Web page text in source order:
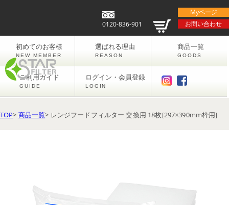
0120-836-901
Myページ
お問い合わせ
初めてのお客様
NEW MEMBER
選ばれる理由
REASON
商品一覧
GOODS
ご利用ガイド
GUIDE
ログイン・会員登録
LOGIN
TOP> 商品一覧> レンジフードフィルター 交換用 18枚[297×390mm枠用]